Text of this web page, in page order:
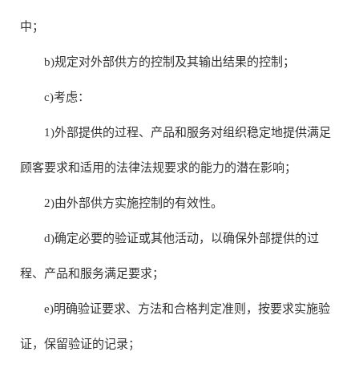
中；
b)规定对外部供方的控制及其输出结果的控制；
c)考虑：
1)外部提供的过程、产品和服务对组织稳定地提供满足
顾客要求和适用的法律法规要求的能力的潜在影响；
2)由外部供方实施控制的有效性。
d)确定必要的验证或其他活动，以确保外部提供的过
程、产品和服务满足要求；
e)明确验证要求、方法和合格判定准则，按要求实施验
证，保留验证的记录；